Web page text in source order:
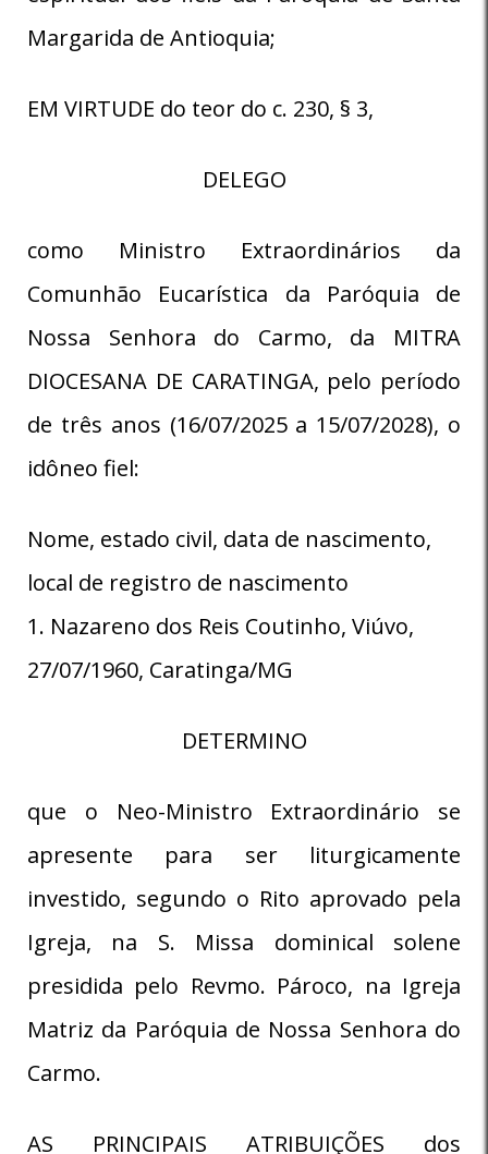
Margarida de Antioquia;
EM VIRTUDE do teor do c. 230, § 3,
DELEGO
como Ministro Extraordinários da
Comunhão Eucarística da Paróquia de
Nossa Senhora do Carmo, da MITRA
DIOCESANA DE CARATINGA, pelo período
de três anos (16/07/2025 a 15/07/2028), o
idôneo fiel:
Nome, estado civil, data de nascimento,
local de registro de nascimento
1. Nazareno dos Reis Coutinho, Viúvo,
27/07/1960, Caratinga/MG
DETERMINO
que o Neo-Ministro Extraordinário se
apresente para ser liturgicamente
investido, segundo o Rito aprovado pela
Igreja, na S. Missa dominical solene
presidida pelo Revmo. Pároco, na Igreja
Matriz da Paróquia de Nossa Senhora do
Carmo.
AS PRINCIPAIS ATRIBUIÇÕES dos